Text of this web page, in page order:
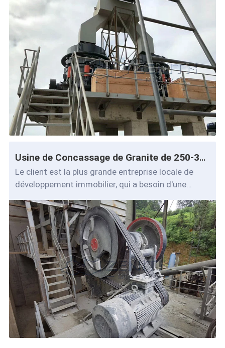
Usine de Concassage de Granite de 250-300 t/h
Le client est la plus grande entreprise locale de
développement immobilier, qui a besoin d'une